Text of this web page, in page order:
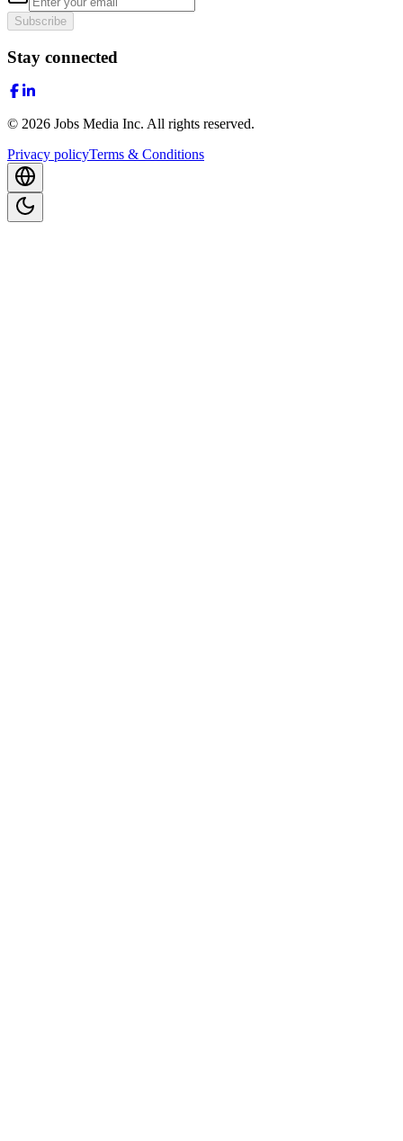
Subscribe
Stay connected
© 2026 Jobs Media Inc. All rights reserved.
Privacy policyTerms & Conditions